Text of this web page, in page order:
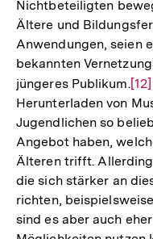
Nichtbeteiligten
Ältere und
Anwendungen, seien
bekannten
jüngeres Publikum.Zur
der
[12]
Herunterladen von
Jugendlichen so
Angebot haben,
Älteren trifft.
die sich stärker an
richten,
sind es aber auch